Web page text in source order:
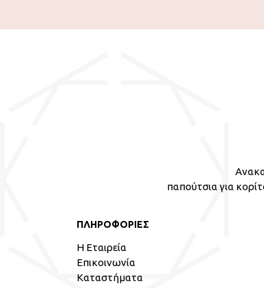
παπούτσια για
ΠΛΗΡΟΦΟΡΙΕΣ
Η Εταιρεία
Επικοινωνία
Καταστήματα